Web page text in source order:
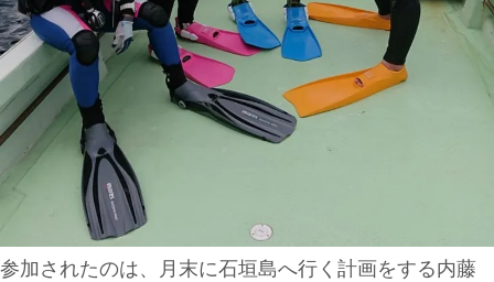
参加されたのは、月末に石垣島へ行く計画をする内藤